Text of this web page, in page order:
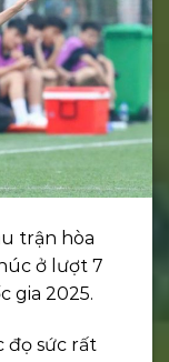
trận hòa
ở lượt 7
gia 2025.
đọ sức rất